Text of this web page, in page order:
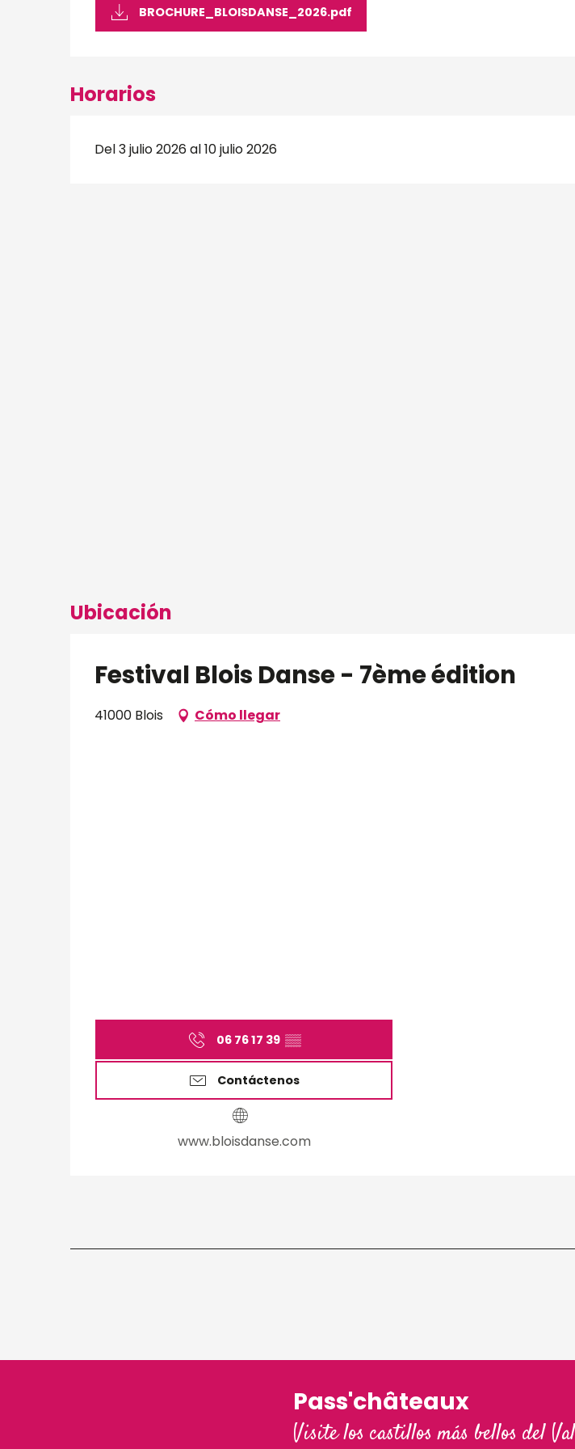
BROCHURE_BLOISDANSE_2026.pdf
Horarios
Del 3 julio 2026 al 10 julio 2026
Ubicación
Festival Blois Danse - 7ème édition
41000 Blois Cómo llegar
06 76 17 39 ▒▒
Contáctenos
www.bloisdanse.com
Pass'châteaux
Visite los castillos más bellos del